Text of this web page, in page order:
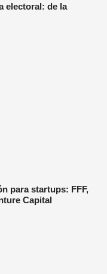
electoral: de la
para startups: FFF,
Capital